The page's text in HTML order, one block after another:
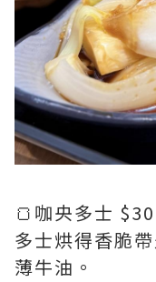
🍞咖央多士 $30
多士烘得香脆
薄牛油。